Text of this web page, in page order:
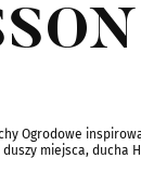
Ogrodowe
miejsca, ducha